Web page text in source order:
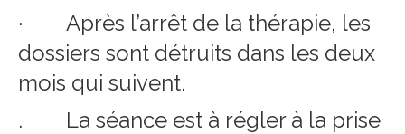
· Après l’arrêt de la thérapie, les
dossiers sont détruits dans les deux
mois qui suivent.
. La séance est à régler à la prise